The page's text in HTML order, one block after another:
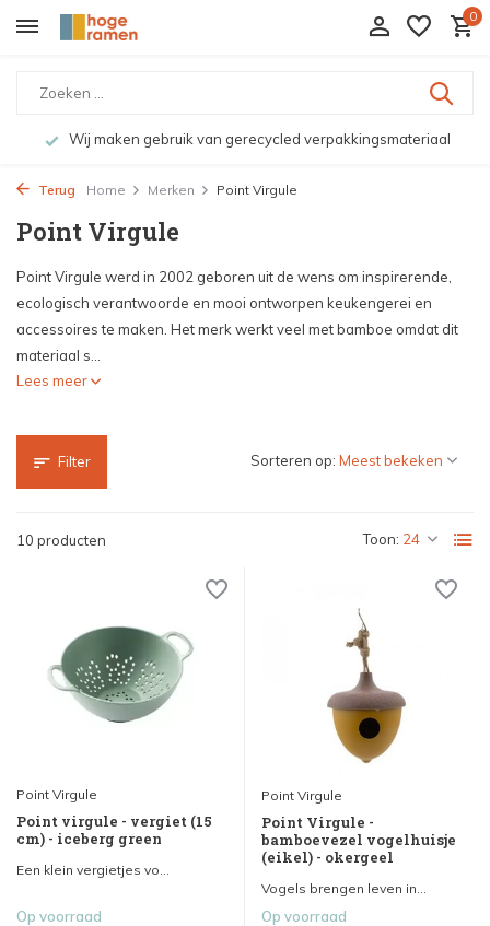
0
Wij maken gebruik van gerecycled verpakkingsmateriaal
Terug Home Merken Point Virgule
Point Virgule
Point Virgule werd in 2002 geboren uit de wens om inspirerende,
ecologisch verantwoorde en mooi ontworpen keukengerei en
accessoires te maken. Het merk werkt veel met bamboe omdat dit
materiaal s...
Lees meer
Filter
10 producten Toon:
Sorteren op:
Point Virgule
Point virgule - vergiet (15
cm) - iceberg green
Een klein vergietjes vo...
Op voorraad
Point Virgule
Point Virgule -
bamboevezel vogelhuisje
(eikel) - okergeel
Vogels brengen leven in...
Op voorraad